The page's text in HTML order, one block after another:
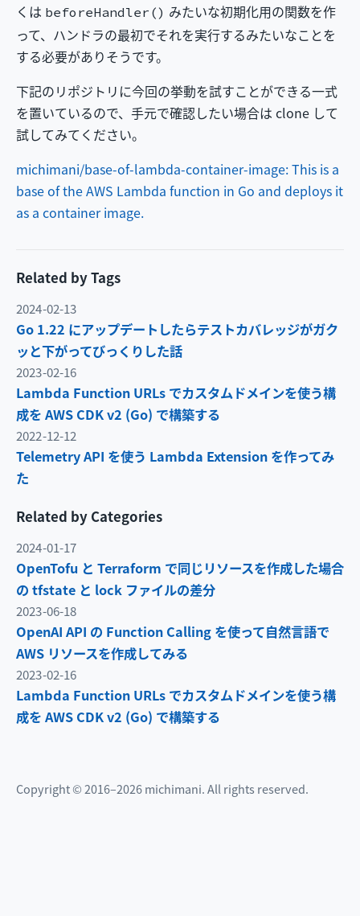
くは beforeHandler() みたいな初期化用の関数を作
って、ハンドラの最初でそれを実行するみたいなことを
する必要がありそうです。
下記のリポジトリに今回の挙動を試すことができる一式
を置いているので、手元で確認したい場合は clone して
試してみてください。
michimani/base-of-lambda-container-image: This is a
base of the AWS Lambda function in Go and deploys it
as a container image.
Related by Tags
2024-02-13
Go 1.22 にアップデートしたらテストカバレッジがガク
ッと下がってびっくりした話
2023-02-16
Lambda Function URLs でカスタムドメインを使う構
成を AWS CDK v2 (Go) で構築する
2022-12-12
Telemetry API を使う Lambda Extension を作ってみ
た
Related by Categories
2024-01-17
OpenTofu と Terraform で同じリソースを作成した場合
の tfstate と lock ファイルの差分
2023-06-18
OpenAI API の Function Calling を使って自然言語で
AWS リソースを作成してみる
2023-02-16
Lambda Function URLs でカスタムドメインを使う構
成を AWS CDK v2 (Go) で構築する
Copyright © 2016–2026 michimani. All rights reserved.